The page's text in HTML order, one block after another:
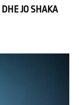
JO SHAKA